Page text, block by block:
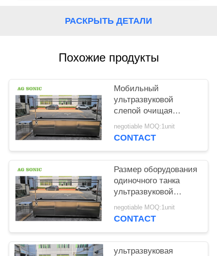
PRIVACY
POLICY
РАСКРЫТЬ ДЕТАЛИ
Похожие продукты
Мобильный
ультразвуковой
слепой очищая
рицинус
оборудования
ног
negotiable MOQ:1unit
CONTACT
Размер оборудования
одиночного танка
ультразвуковой
слепой очищая 3
метра быстрая
negotiable MOQ:1unit
CONTACT
ультразвуковая